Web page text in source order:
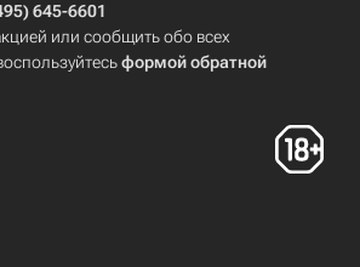
645-6601
или сообщить обо всех
формой обратной